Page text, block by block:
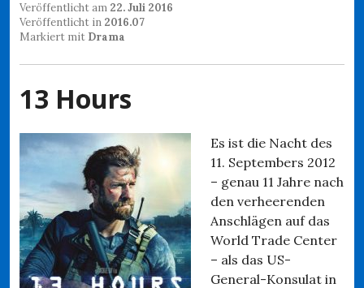
Veröffentlicht am 22. Juli 2016
Veröffentlicht in 2016.07
Markiert mit Drama
13 Hours
Es ist die Nacht des
11. Septembers 2012
– genau 11 Jahre nach
den verheerenden
Anschlägen auf das
World Trade Center
– als das US-
General-Konsulat in